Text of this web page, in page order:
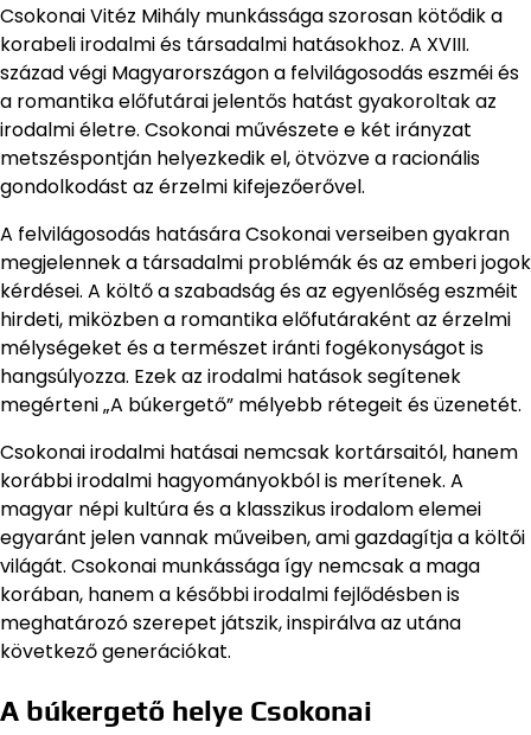
Csokonai Vitéz Mihály munkássága szorosan kötődik a
korabeli irodalmi és társadalmi hatásokhoz. A XVIII.
század végi Magyarországon a felvilágosodás eszméi és
a romantika előfutárai jelentős hatást gyakoroltak az
irodalmi életre. Csokonai művészete e két irányzat
metszéspontján helyezkedik el, ötvözve a racionális
gondolkodást az érzelmi kifejezőerővel.
A felvilágosodás hatására Csokonai verseiben gyakran
megjelennek a társadalmi problémák és az emberi jogok
kérdései. A költő a szabadság és az egyenlőség eszméit
hirdeti, miközben a romantika előfutáraként az érzelmi
mélységeket és a természet iránti fogékonyságot is
hangsúlyozza. Ezek az irodalmi hatások segítenek
megérteni „A búkergető” mélyebb rétegeit és üzenetét.
Csokonai irodalmi hatásai nemcsak kortársaitól, hanem
korábbi irodalmi hagyományokból is merítenek. A
magyar népi kultúra és a klasszikus irodalom elemei
egyaránt jelen vannak műveiben, ami gazdagítja a költői
világát. Csokonai munkássága így nemcsak a maga
korában, hanem a későbbi irodalmi fejlődésben is
meghatározó szerepet játszik, inspirálva az utána
következő generációkat.
A búkergető helye Csokonai